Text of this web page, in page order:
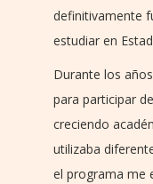
definitivamente
estudiar en
Durante los
para participar
creciendo
utilizaba
el programa me